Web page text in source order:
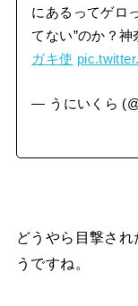
にあるってゲロ
てない”のか？
ガキ使
— うにいくら
どうやら目撃さ
うですね。